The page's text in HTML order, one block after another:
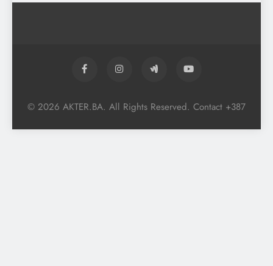
© 2026 AKTER.BA. All Rights Reserved. Contact +387